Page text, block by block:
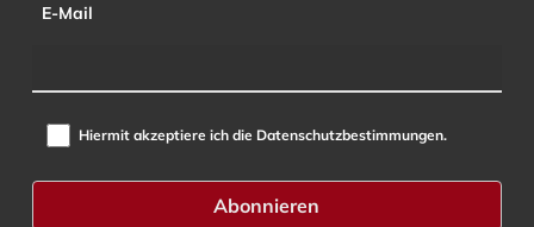
E-Mail
Hiermit akzeptiere ich die Datenschutzbestimmungen.